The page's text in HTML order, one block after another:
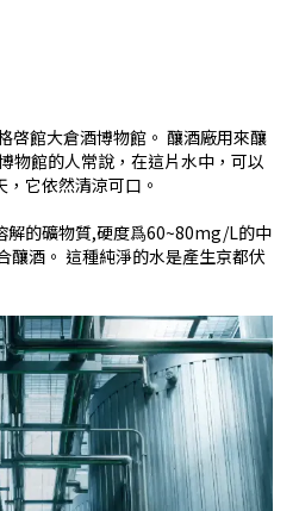
啓館大倉酒博物館。 釀酒廠用來釀
物館的人常說，在這片水中，可以
它依然清涼可口。
解的礦物質,硬度爲60~80mg/L的中
釀酒。 這種純淨的水是產生京都伏